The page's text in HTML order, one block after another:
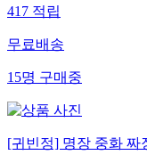
417적립
무료배송
15명구매중
[귀빈정] 명장 중화 짜